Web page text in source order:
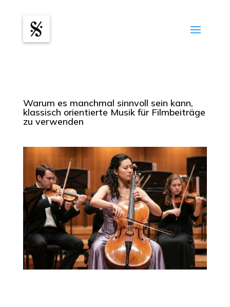
Warum es manchmal sinnvoll sein kann,
klassisch orientierte Musik für Filmbeiträge
zu verwenden